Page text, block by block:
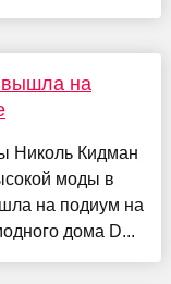
вышла на
Николь Кидман
моды в
на подиум на
дома D...